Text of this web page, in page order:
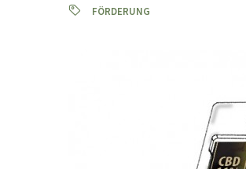
FÖRDERUNG